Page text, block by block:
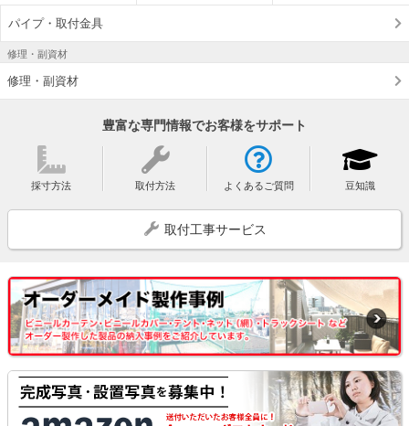
パイプ・取付金具
修理・副資材
修理・副資材
豊富な専門情報でお客様をサポート
採寸方法 取付方法 よくあるご質問 豆知識
取付工事サービス